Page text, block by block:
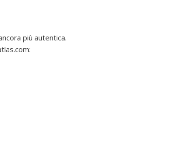
più autentica.